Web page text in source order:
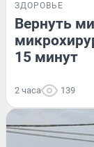
ЗДОРОВЬЕ
Вернуть
15 минут
2 часа 139